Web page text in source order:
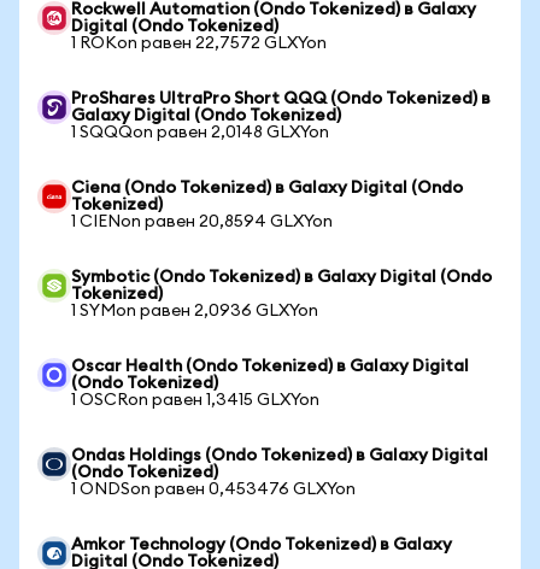
Rockwell Automation (Ondo Tokenized) в Galaxy
Digital (Ondo Tokenized)
1 ROKon равен 22,7572 GLXYon
ProShares UltraPro Short QQQ (Ondo Tokenized) в
Galaxy Digital (Ondo Tokenized)
1 SQQQon равен 2,0148 GLXYon
Ciena (Ondo Tokenized) в Galaxy Digital (Ondo
Tokenized)
1 CIENon равен 20,8594 GLXYon
Symbotic (Ondo Tokenized) в Galaxy Digital (Ondo
Tokenized)
1 SYMon равен 2,0936 GLXYon
Oscar Health (Ondo Tokenized) в Galaxy Digital
(Ondo Tokenized)
1 OSCRon равен 1,3415 GLXYon
Ondas Holdings (Ondo Tokenized) в Galaxy Digital
(Ondo Tokenized)
1 ONDSon равен 0,453476 GLXYon
Amkor Technology (Ondo Tokenized) в Galaxy
Digital (Ondo Tokenized)